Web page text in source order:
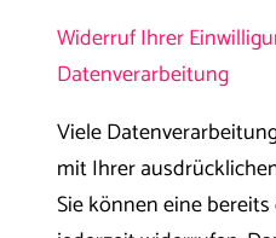
Widerruf Ihrer
Datenverarbeitung
Viele
mit Ihrer
Sie können eine